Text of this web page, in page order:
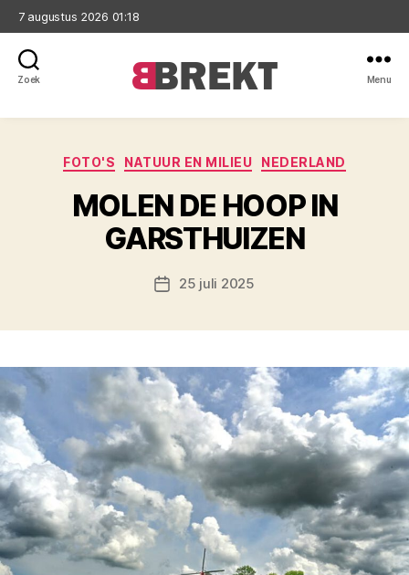
7 augustus 2026 01:18
Zoek Menu
Categorieën
FOTO'S NATUUR EN MILIEU NEDERLAND
MOLEN DE HOOP IN
GARSTHUIZEN
Berichtdatum
25 juli 2025